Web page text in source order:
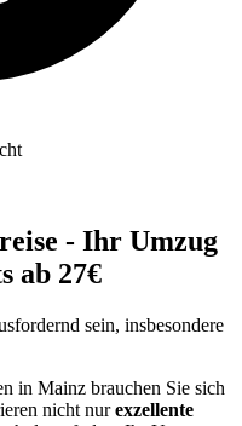
- Ihr Umzug
ab 27€
sein, insbesondere
in Mainz brauchen Sie sich
nicht nurexzellente